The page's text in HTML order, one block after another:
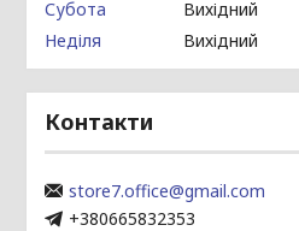
Субота
Вихідний
Неділя
Вихідний
Контакти
store7.office@gmail.com
+380665832353